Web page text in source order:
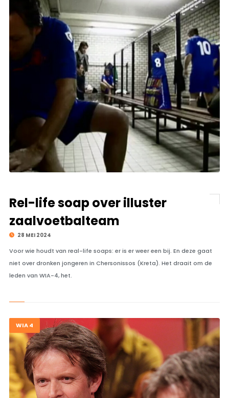
Rel-life soap over illuster
zaalvoetbalteam
28 MEI 2024
Voor wie houdt van real-life soaps: er is er weer een bij. En deze gaat
niet over dronken jongeren in Chersonissos (Kreta). Het draait om de
leden van WIA-4, het.
WIA 4